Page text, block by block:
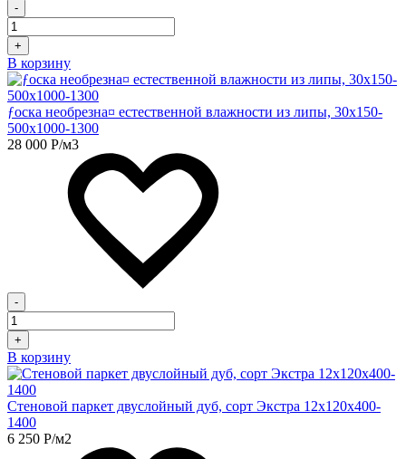
-
+
В корзину
ƒоска необрезна¤ естественной влажности из липы, 30х150-
500х1000-1300
28 000 Р/м3
-
+
В корзину
Стеновой паркет двуслойный дуб, сорт Экстра 12х120х400-
1400
6 250 Р/м2